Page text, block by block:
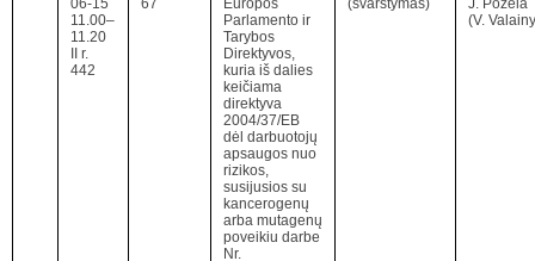
06-15
11.00–
11.20
II r.
442
67
Europos
Parlamento ir
Tarybos
Direktyvos,
kuria iš dalies
keičiama
direktyva
2004/37/EB
dėl darbuotojų
apsaugos nuo
rizikos,
susijusios su
kancerogenų
arba mutagenų
poveikiu darbe
Nr.
(svarstymas)
J. Požela
(V.